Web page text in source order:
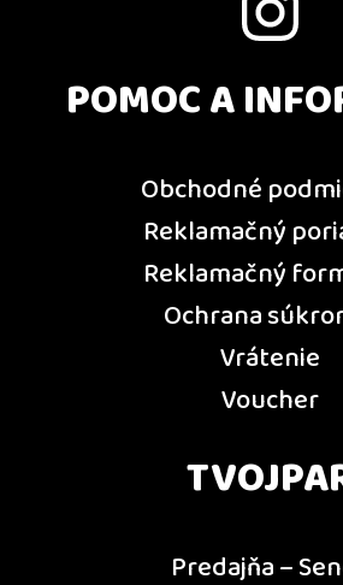
POMOC A
Obchodné
Reklamačný
Reklamačný
Ochrana
Vrátenie
Voucher
Predajňa –